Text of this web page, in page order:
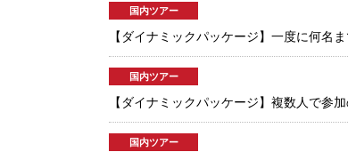
国内ツアー
【ダイナミックパッケージ】一度に何名
国内ツアー
【ダイナミックパッケージ】複数人で参
国内ツアー